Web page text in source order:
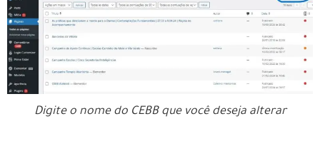
Digite o nome do CEBB que você deseja alterar